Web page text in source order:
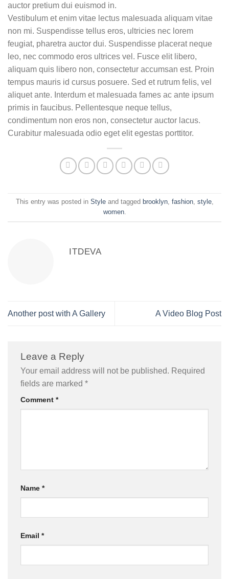
auctor pretium dui euismod in.
Vestibulum et enim vitae lectus malesuada aliquam vitae
non mi. Suspendisse tellus eros, ultricies nec lorem
feugiat, pharetra auctor dui. Suspendisse placerat neque
leo, nec commodo eros ultrices vel. Fusce elit libero,
aliquam quis libero non, consectetur accumsan est. Proin
tempus mauris id cursus posuere. Sed et rutrum felis, vel
aliquet ante. Interdum et malesuada fames ac ante ipsum
primis in faucibus. Pellentesque neque tellus,
condimentum non eros non, consectetur auctor lacus.
Curabitur malesuada odio eget elit egestas porttitor.
This entry was posted in Styleand tagged brooklyn, fashion, style,
women.
ITDEVA
Another post with A Gallery A Video Blog Post
Leave a Reply
Your email address will not be published. Required
fields are marked *
Comment *
Name *
Email *